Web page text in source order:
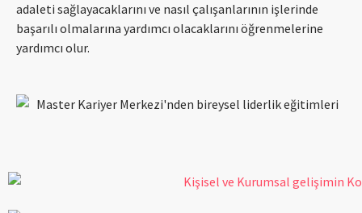
adaleti sağlayacaklarını ve nasıl çalışanlarının işlerinde
başarılı olmalarına yardımcı olacaklarını öğrenmelerine
yardımcı olur.